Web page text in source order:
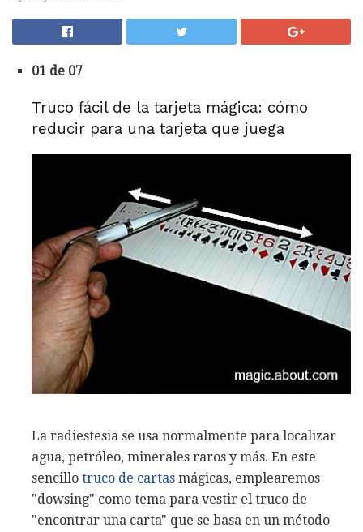
01 de 07
Truco fácil de la tarjeta mágica: cómo
reducir para una tarjeta que juega
La radiestesia se usa normalmente para localizar
agua, petróleo, minerales raros y más. En este
sencillo truco de cartas mágicas, emplearemos
"dowsing" como tema para vestir el truco de
"encontrar una carta" que se basa en un método